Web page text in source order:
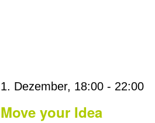
Move your Idea
1. Dezember, 18:00 - 22:00